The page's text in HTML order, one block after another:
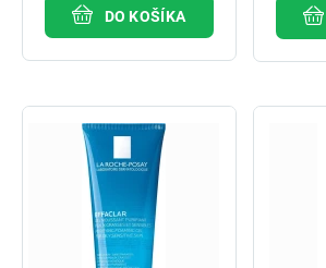
DO KOŠÍKA